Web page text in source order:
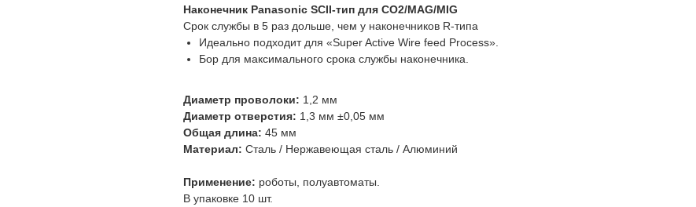
Наконечник Panasonic SCII-тип для CO2/MAG/MIG
Срок службы в 5 раз дольше, чем у наконечников R-типа
Идеально подходит для «Super Active Wire feed Process».
Бор для максимального срока службы наконечника.
Диаметр проволоки: 1,2 мм
Диаметр отверстия: 1,3 мм ±0,05 мм
Общая длина: 45 мм
Материал: Сталь / Нержавеющая сталь / Алюминий
Применение: роботы, полуавтоматы.
В упаковке 10 шт.